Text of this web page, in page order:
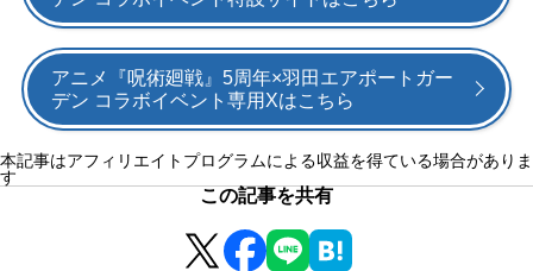
アニメ『呪術廻戦』5周年×羽田エアポートガー
デン コラボイベント専用Xはこちら
本記事はアフィリエイトプログラムによる収益を得ている場合がありま
す
この記事を共有